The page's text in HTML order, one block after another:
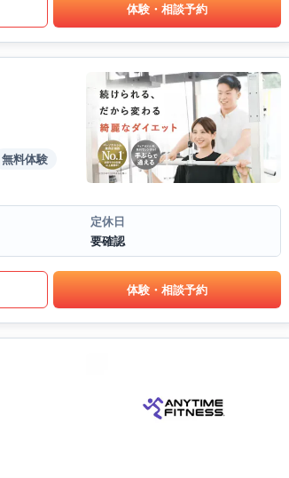
体験・相談予約
無料体験
定休日
要確認
体験・相談予約